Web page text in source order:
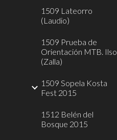
1509 Lateorro
(Laudio)
1509 Prueba de
Orientación MTB. Ilso
(Zalla)
1509 Sopela Kosta
Fest 2015
1512 Belén del
Bosque 2015